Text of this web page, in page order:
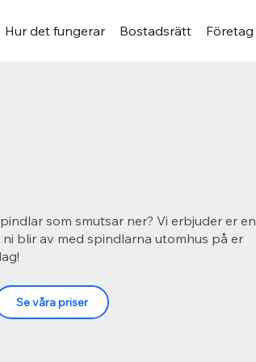
Hur det fungerar Bostadsrätt Företag
som smutsar ner? Vi erbjuder er en
blir av med spindlarna utomhus på er
Se våra priser